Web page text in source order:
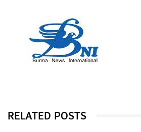
RELATED POSTS